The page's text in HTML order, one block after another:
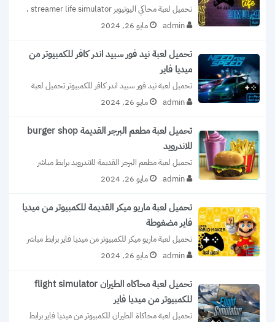
لأنها لعبة مختلفة عن المألوف من...
admin مايو 26, 2024
تحميل لعبة نيد فور سبيد اندر كافر للكمبيوتر من
ميديا فاير
نيد فور سبيد اندر...
admin مايو 26, 2024
تحميل لعبة مطعم البرجر القديمة burger shop
للاندرويد
الاصدار الاخير مجانا خفيفة على جهاز...
admin مايو 26, 2024
تحميل لعبة ماريو ميكر القديمة للكمبيوتر من ميديا
فاير مضغوطة
مجانا اخر اصدار 2020...
admin مايو 26, 2024
تحميل لعبة محاكاه الطيران flight simulator
للكمبيوتر من ميديا فاير